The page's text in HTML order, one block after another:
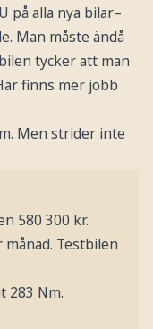
på alla nya bilar–
Man måste ändå
tycker att man
finns mer jobb
Men strider inte
580 300 kr.
Testbilen
283 Nm.